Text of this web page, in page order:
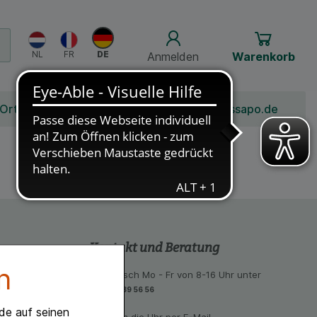
auf seinen
Anmelden Warenkorb
Bonusprogramm Jobs Über Schlossapo.de
unseren
Kontakt und Beratung
telefonisch Mo - Fr von 8-16 Uhr unter
06851-939 56 56